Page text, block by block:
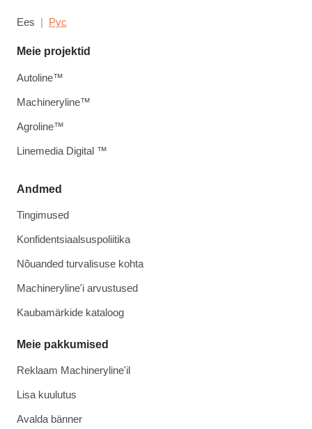
Ees Рус
Andmed
Tingimused
Konfidentsiaalsuspoliitika
Nõuanded turvalisuse kohta
Machineryline'i arvustused
Kaubamärkide kataloog
Meie pakkumised
Reklaam Machineryline'il
Lisa kuulutus
Avalda bänner
Meie projektid
Autoline™
Machineryline™
Agroline™
Linemedia Digital ™